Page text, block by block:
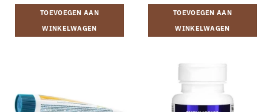
TOEVOEGEN AAN
WINKELWAGEN
TOEVOEGEN AAN
WINKELWAGEN